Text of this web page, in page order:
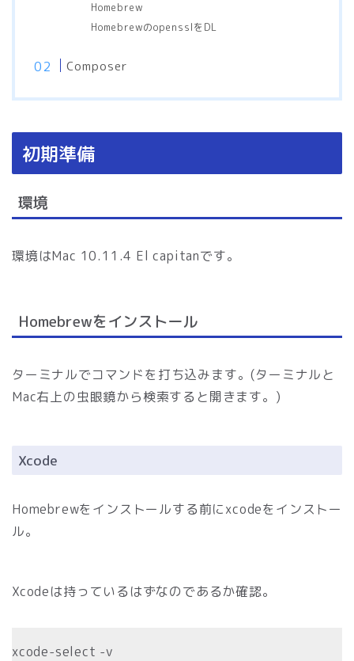
Homebrew
HomebrewのopensslをDL
Composer
初期準備
環境
環境はMac 10.11.4 El capitanです。
Homebrewをインストール
ターミナルでコマンドを打ち込みます。(ターミナルと
Mac右上の虫眼鏡から検索すると開きます。)
Xcode
Homebrewをインストールする前にxcodeをインストー
ル。
Xcodeは持っているはずなのであるか確認。
xcode-select -v